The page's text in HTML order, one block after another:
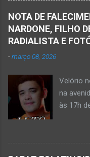
foto em
em Mato
afogar
28 de
– O
e de
NOTA DE
NARDONE, FILHO
RADIALISTA E
-março 08, 2026
Velório
na
às 17h
da
Jaíba